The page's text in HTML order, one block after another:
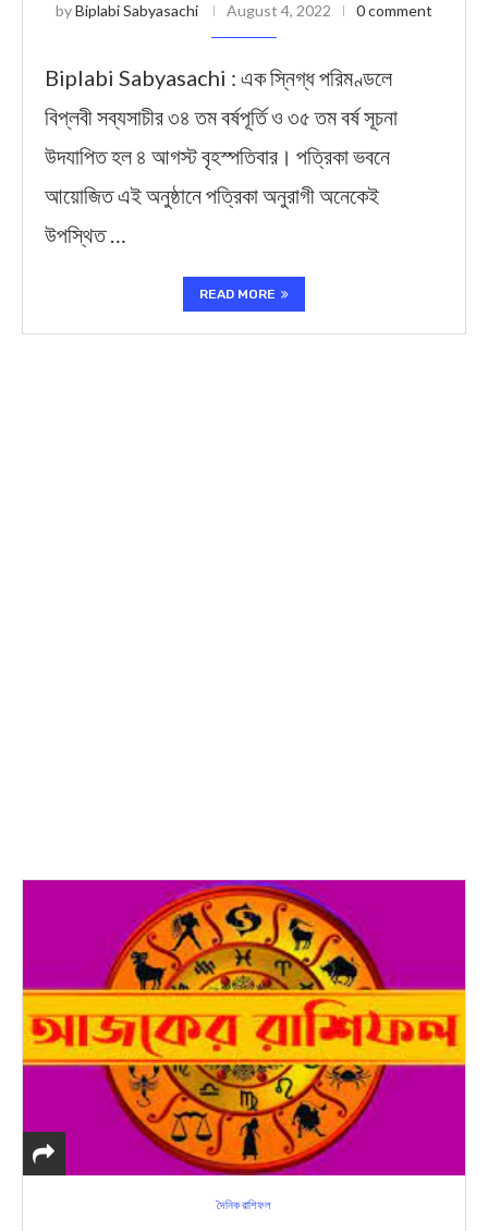
byBiplabi Sabyasachi August 4, 2022 0 comment
Biplabi Sabyasachi : এক স্নিগ্ধ পরিমণ্ডলে
বিপ্লবী সব্যসাচীর ৩৪ তম বর্ষপূর্তি ও ৩৫ তম বর্ষ সূচনা
উদযাপিত হল ৪ আগস্ট বৃহস্পতিবার। পত্রিকা ভবনে
আয়োজিত এই অনুষ্ঠানে পত্রিকা অনুরাগী অনেকেই
উপস্থিত …
READ MORE
দৈনিক রাশিফল